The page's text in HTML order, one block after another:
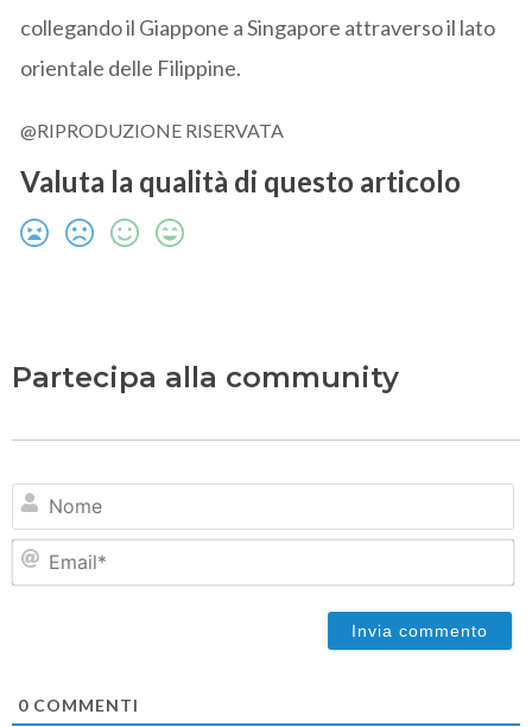
collegando il Giappone a Singapore attraverso il lato
orientale delle Filippine.
@RIPRODUZIONE RISERVATA
Valuta la qualità di questo articolo
Partecipa alla community
0 COMMENTI